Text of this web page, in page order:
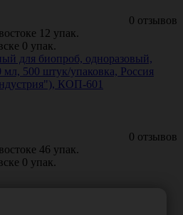
0 отзывов
12 упак.
0 упак.
для биопроб, одноразовый,
500 штук/упаковка, Россия
КОП-601
0 отзывов
46 упак.
0 упак.